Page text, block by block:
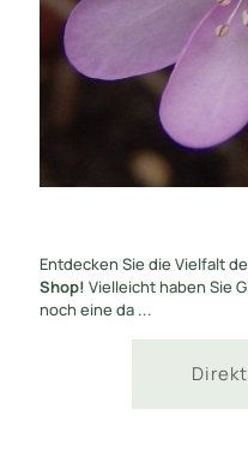
Entdecken Sie die Vielfalt
Shop! Vielleicht haben Sie
noch eine da ...